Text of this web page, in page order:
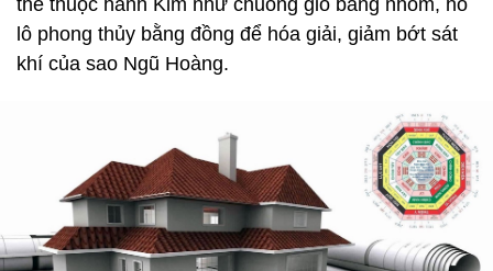
thể thuộc hành Kim như chuông gió bằng nhôm, hồ
lô phong thủy bằng đồng để hóa giải, giảm bớt sát
khí của sao Ngũ Hoàng.